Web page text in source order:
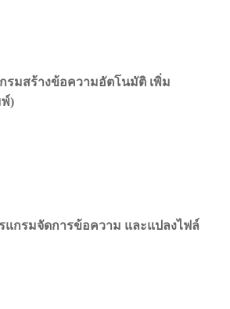
รมสร้างข้อความอัตโนมัติ เพิ่ม
พ์)
แกรมจัดการข้อความ และแปลงไฟล์